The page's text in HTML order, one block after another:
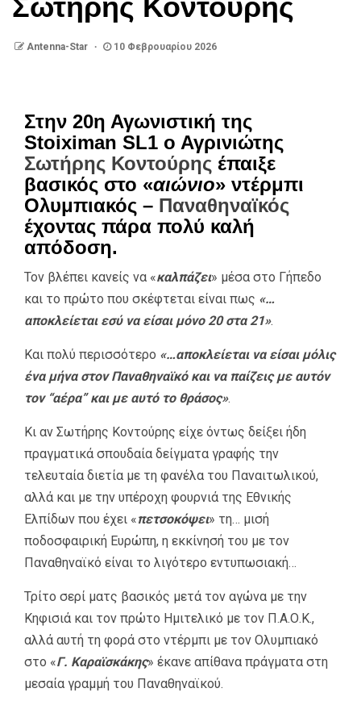
Σωτήρης Κοντούρης
Antenna-Star 10 Φεβρουαρίου 2026
Στην 20η Αγωνιστική της
Stoiximan SL1 ο Αγρινιώτης
Σωτήρης Κοντούρης έπαιξε
βασικός στο «αιώνιο» ντέρμπι
Ολυμπιακός – Παναθηναϊκός
έχοντας πάρα πολύ καλή
απόδοση.
Τον βλέπει κανείς να «καλπάζει» μέσα στο Γήπεδο
και το πρώτο που σκέφτεται είναι πως «…
αποκλείεται εσύ να είσαι μόνο 20 στα 21».
Και πολύ περισσότερο «…αποκλείεται να είσαι μόλις
ένα μήνα στον Παναθηναϊκό και να παίζεις με αυτόν
τον “αέρα” και με αυτό το θράσος».
Κι αν Σωτήρης Κοντούρης είχε όντως δείξει ήδη
πραγματικά σπουδαία δείγματα γραφής την
τελευταία διετία με τη φανέλα του Παναιτωλικού,
αλλά και με την υπέροχη φουρνιά της Εθνικής
Ελπίδων που έχει «πετσοκόψει» τη… μισή
ποδοσφαιρική Ευρώπη, η εκκίνησή του με τον
Παναθηναϊκό είναι το λιγότερο εντυπωσιακή…
Τρίτο σερί ματς βασικός μετά τον αγώνα με την
Κηφισιά και τον πρώτο Ημιτελικό με τον Π.Α.Ο.Κ.,
αλλά αυτή τη φορά στο ντέρμπι με τον Ολυμπιακό
στο «Γ. Καραϊσκάκης» έκανε απίθανα πράγματα στη
μεσαία γραμμή του Παναθηναϊκού.